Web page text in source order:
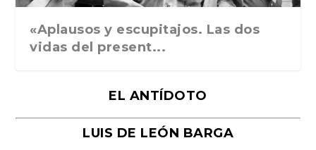
«Aplausos y escupitajos. Las dos
vidas del present...
EL ANTÍDOTO
LUIS DE LEÓN BARGA